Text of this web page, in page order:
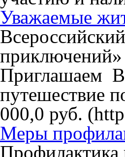
Уважаемые
Приглашаем
путешествие
000,0 руб.
Меры
Профилактика